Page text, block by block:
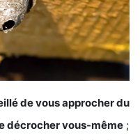
de vous approcher du
décrocher vous-même ;